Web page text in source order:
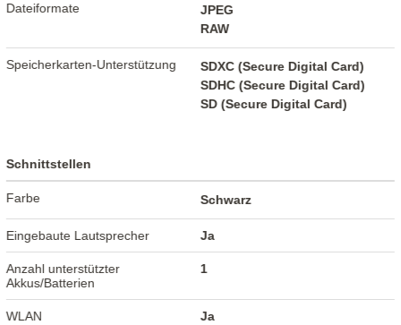
Dateiformate
JPEG
RAW
Speicherkarten-Unterstützung
SDXC (Secure Digital Card)
SDHC (Secure Digital Card)
SD (Secure Digital Card)
Schnittstellen
Farbe Schwarz
Eingebaute Lautsprecher Ja
Anzahl unterstützter
Akkus/Batterien
1
WLAN Ja